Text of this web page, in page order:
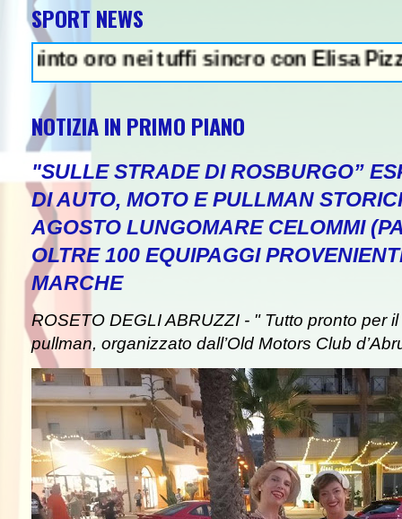
SPORT NEWS
nei tuffi sincro con Elisa Pizzini -
NOTIZIA IN PRIMO PIANO
"SULLE STRADE DI ROSBURGO”
DI AUTO, MOTO E PULLMAN
AGOSTO LUNGOMARE CELOMMI
OLTRE 100 EQUIPAGGI
MARCHE
ROSETO DEGLI ABRUZZI - " Tutto pronto per
pullman, organizzato dall’Old Motors Club